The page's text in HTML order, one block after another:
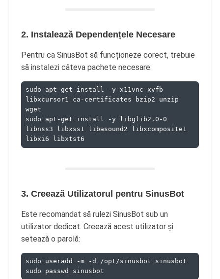
2. Instalează Dependențele Necesare
Pentru ca SinusBot să funcționeze corect, trebuie
să instalezi câteva pachete necesare:
sudo apt-get install -y x11vnc xvfb
libxcursor1 ca-certificates bzip2 unzip
wget
sudo apt-get install -y libglib2.0-0
libnss3 libxss1 libasound2 libxcomposite1
libxi6 libxtst6
3. Creează Utilizatorul pentru SinusBot
Este recomandat să rulezi SinusBot sub un
utilizator dedicat. Creează acest utilizator și
setează o parolă:
sudo useradd -m -d /opt/sinusbot sinusbot
sudo passwd sinusbot